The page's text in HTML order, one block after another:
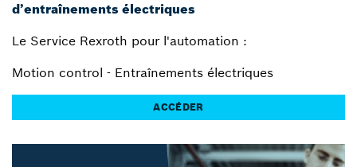
d’entraînements électriques
Le Service Rexroth pour l'automation :
Motion control - Entraînements électriques
ACCÉDER